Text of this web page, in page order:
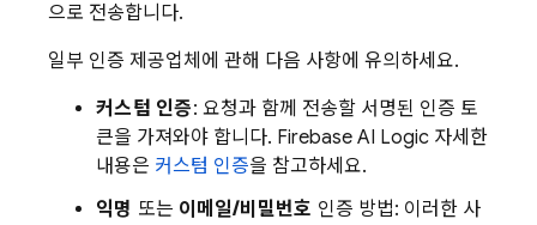
으로 전송합니다.
일부 인증 제공업체에 관해 다음 사항에 유의하세요.
커스텀 인증: 요청과 함께 전송할 서명된 인증 토
큰을 가져와야 합니다. Firebase AI Logic 자세한
내용은 커스텀 인증을 참고하세요.
익명 또는 이메일/비밀번호 인증 방법: 이러한 사